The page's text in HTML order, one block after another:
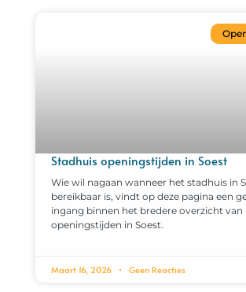
Stadhuis openingstijden in Soest
Wie wil nagaan wanneer het stadhuis in
bereikbaar is, vindt op deze pagina een
ingang binnen het bredere overzicht van
openingstijden in Soest.
Maart 16, 2026 Geen Reacties